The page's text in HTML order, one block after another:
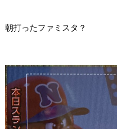
朝打ったファミスタ？